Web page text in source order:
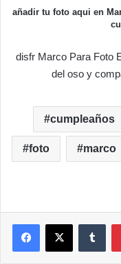
añadir tu foto aqui en
disfr Marco Para Foto
del oso y
cumpleaños
foto marco
FacebookX